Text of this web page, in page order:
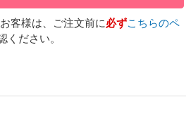
客様は、ご注文前に必ずこちらのペ
ください。